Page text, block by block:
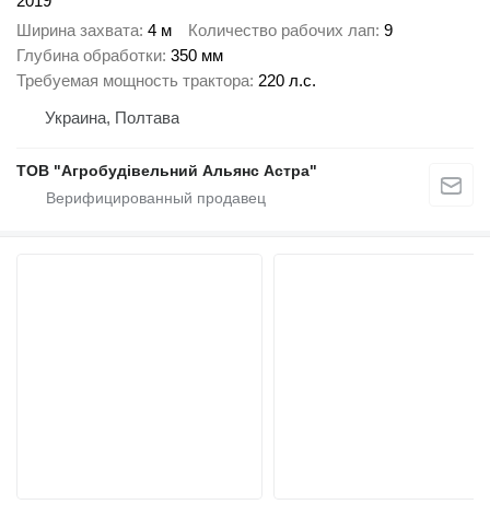
Ширина захвата 4 м Количество рабочих лап 9
Глубина обработки 350 мм
Требуемая мощность трактора 220 л.с.
Украина, Полтава
ТОВ "Агробудівельний Альянс Астра"